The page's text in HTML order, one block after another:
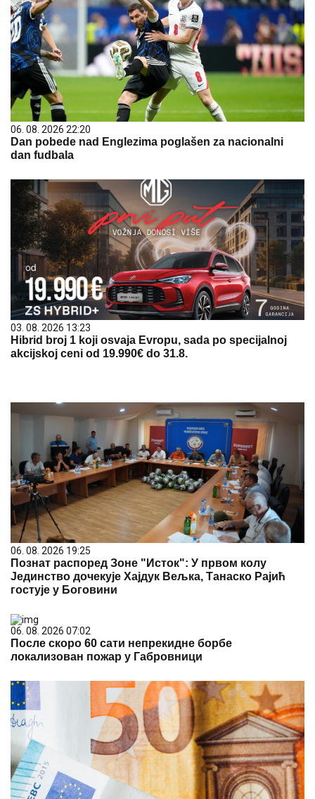
06. 08. 2026 22:20
Dan pobede nad Englezima poglašen za nacionalni
dan fudbala
03. 08. 2026 13:23
Hibrid broj 1 koji osvaja Evropu, sada po specijalnoj
akcijskoj ceni od 19.990€ do 31.8.
06. 08. 2026 19:25
Познат распоред Зоне "Исток": У првом колу
Јединство дочекује Хајдук Вељка, Танаско Рајић
гостује у Боговини
06. 08. 2026 07:02
После скоро 60 сати непрекидне борбе
локализован пожар у Габровници